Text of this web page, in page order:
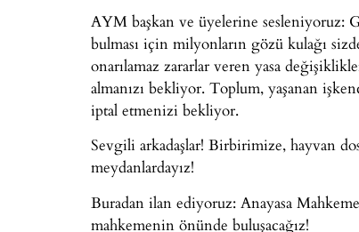
AYM başkan ve üyelerine sesleniyoruz:
bulması için milyonların gözü kulağı
onarılamaz zararlar veren yasa
almanızı bekliyor. Toplum, yaşanan
iptal etmenizi bekliyor.
Sevgili arkadaşlar! Birbirimize, hayvan
meydanlardayız!
Buradan ilan ediyoruz: Anayasa
mahkemenin önünde buluşacağız!